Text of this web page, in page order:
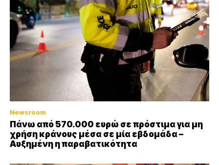
Newsroom
Πάνω από 570.000 ευρώ σε πρόστιμα για μη
χρήση κράνους μέσα σε μία εβδομάδα –
Αυξημένη η παραβατικότητα